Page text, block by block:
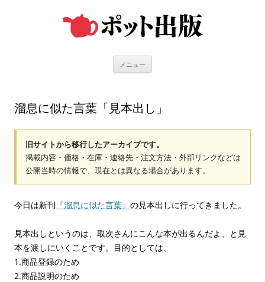
メニュー
溜息に似た言葉「見本出し」
旧サイトから移行したアーカイブです。
掲載内容・価格・在庫・連絡先・注文方法・外部リンクなどは
公開当時の情報で、現在とは異なる場合があります。
今日は新刊 『溜息に似た言葉』 の見本出しに行ってきました。
見本出しというのは、取次さんにこんな本が出るんだよ、と見
本を渡しにいくことです。目的としては、
1.商品登録のため
2.商品説明のため